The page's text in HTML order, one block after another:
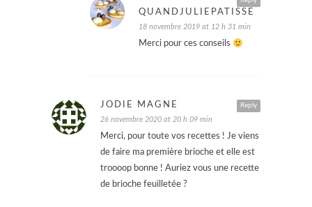
QUANDJULIEPATISSE
18 novembre 2019 at 12 h 31 min
Merci pour ces conseils
Reply
JODIE MAGNE
26 novembre 2020 at 20 h 09 min
Merci, pour toute vos recettes ! Je viens
de faire ma première brioche et elle est
troooop bonne ! Auriez vous une recette
de brioche feuilletée ?